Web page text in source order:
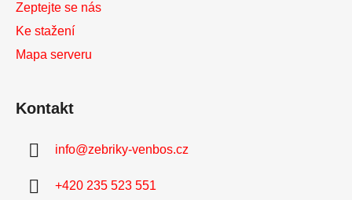
Zeptejte se nás
Ke stažení
Mapa serveru
Kontakt
info@zebriky-venbos.cz
+420 235 523 551